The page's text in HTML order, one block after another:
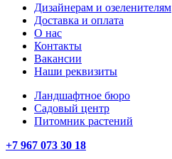
Дизайнерам и озеленителям
Доставка и оплата
О нас
Контакты
Вакансии
Наши реквизиты
Ландшафтное бюро
Садовый центр
Питомник растений
+7 967 073 30 18